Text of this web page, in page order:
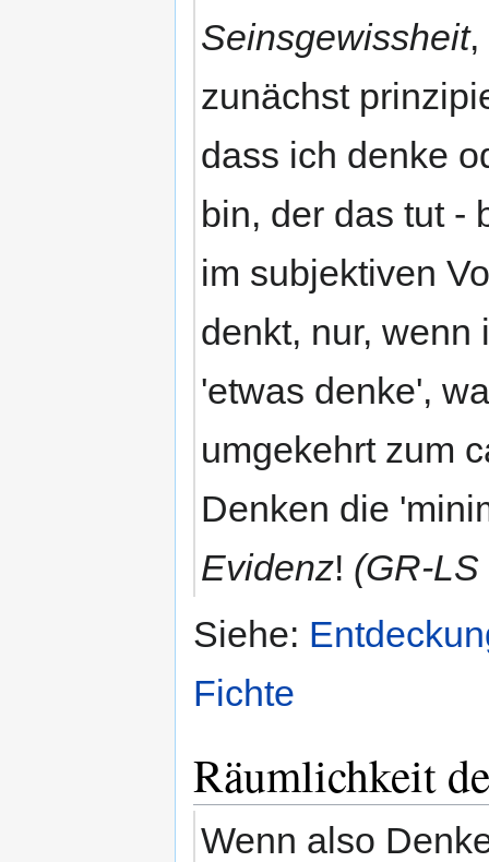
Seinsgewissheit,
zunächst
dass ich denke
bin, der das tut -
im subjektiven
denkt, nur, wenn
'etwas denke',
umgekehrt zum
Denken die
Evidenz! (GR-LS
Siehe:
Fichte
Räumlichkeit
Wenn also